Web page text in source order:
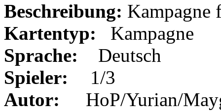
Beschreibung: Kampagne
Kartentyp:
Kampagne
Sprache:
Deutsch
Spieler:
1/3
Autor:
HoP/Yurian/